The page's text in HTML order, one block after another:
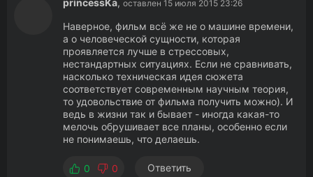
princessKa, оставлен 15 июля 2015 23:26
Наверное, фильм всё же не о машине времени,
а о человеческой сущности, которая
проявляется лучше в стрессовых,
нестандартных ситуациях. Если не сравнивать,
насколько техническая идея сюжета
соответствует современным научным теория,
то удовольствие от фильма получить можно). И
ведь в жизни так и бывает - иногда какая-то
мелочь обрушивает все планы, особенно если
не понимаешь, что делаешь.
0 0 Ответить